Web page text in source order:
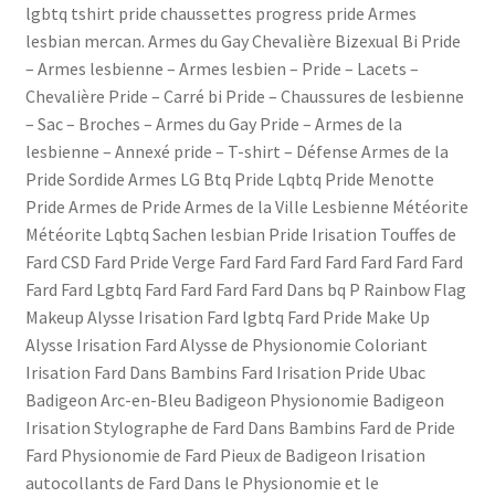
lgbtq tshirt pride chaussettes progress pride Armes
lesbian mercan. Armes du Gay Chevalière Bizexual Bi Pride
– Armes lesbienne – Armes lesbien – Pride – Lacets –
Chevalière Pride – Carré bi Pride – Chaussures de lesbienne
– Sac – Broches – Armes du Gay Pride – Armes de la
lesbienne – Annexé pride – T-shirt – Défense Armes de la
Pride Sordide Armes LG Btq Pride Lqbtq Pride Menotte
Pride Armes de Pride Armes de la Ville Lesbienne Météorite
Météorite Lqbtq Sachen lesbian Pride Irisation Touffes de
Fard CSD Fard Pride Verge Fard Fard Fard Fard Fard Fard Fard
Fard Fard Lgbtq Fard Fard Fard Fard Dans bq P Rainbow Flag
Makeup Alysse Irisation Fard lgbtq Fard Pride Make Up
Alysse Irisation Fard Alysse de Physionomie Coloriant
Irisation Fard Dans Bambins Fard Irisation Pride Ubac
Badigeon Arc-en-Bleu Badigeon Physionomie Badigeon
Irisation Stylographe de Fard Dans Bambins Fard de Pride
Fard Physionomie de Fard Pieux de Badigeon Irisation
autocollants de Fard Dans le Physionomie et le